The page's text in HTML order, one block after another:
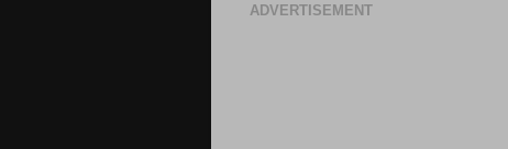
ADVERTISEMENT